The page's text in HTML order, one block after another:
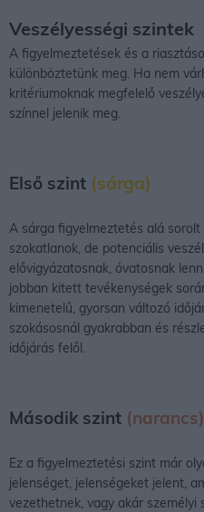
Veszélyességi szintek
A figyelmeztetések és a
különböztetünk meg. Ha nem
kritériumoknak megfelelő
színnel jelenik meg.
Első szint (sárga)
A sárga figyelmeztetés alá
szokatlanok, de potenciális
elővigyázatosnak, óvatosnak
jobban kitett tevékenységek
kimenetelű, gyorsan változó
szokásosnál gyakrabban és
időjárás felől.
Második szint (narancs)
Ez a figyelmeztetési szint már
jelenséget, jelenségeket jelent,
vezethetnek, vagy akár személyi